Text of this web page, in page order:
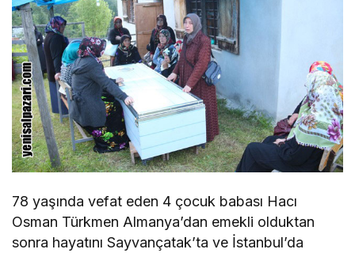
78 yaşında vefat eden 4 çocuk babası Hacı
Osman Türkmen Almanya’dan emekli olduktan
sonra hayatını Sayvançatak’ta ve İstanbul’da